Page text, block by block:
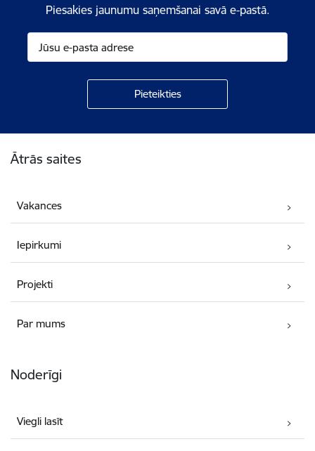
Piesakies jaunumu saņemšanai savā e-pastā.
Ātrās saites
Vakances
Iepirkumi
Projekti
Par mums
Noderīgi
Viegli lasīt